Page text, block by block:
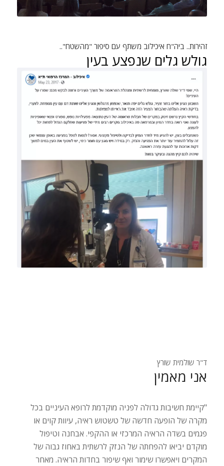
זהירות.. ביה"ח איכילוב משתף עם סיפור "מהשטח"..
גולש גלים שנפצע בעין
ד"ר שולמית שורץ
אני מאמין
"קיימת חשיבות גדולה לפניה מוקדמת לרופא העיניים בכל
מקרה של הופעה חדשה של טשטוש ראיה, עיוות קוים או
פגמים בשדה הראיה המרכזי או ההקפי. אבחנה וטיפול
מוקדם יביאו להפחתה של הנזק לרשתית באחוז גבוה של
המקרים ויאפשרו שימור ואף שיפור בחדות הראיה. מאחר